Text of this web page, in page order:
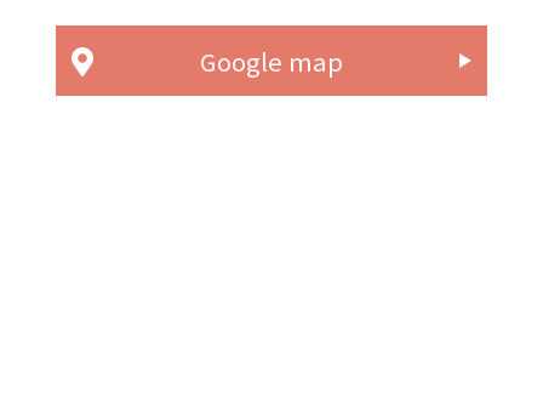
Google map